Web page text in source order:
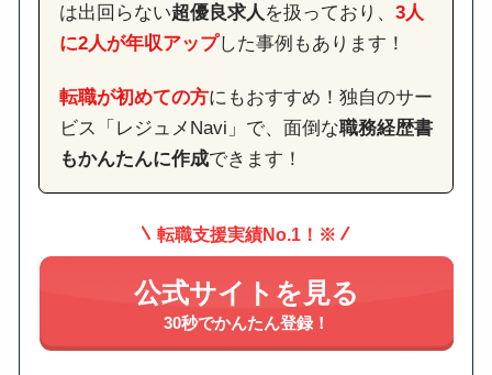
は出回らない超優良求人を扱っており、 3人
に2人が年収アップした事例もあります！
転職が初めての方にもおすすめ！独自のサー
ビス「レジュメNavi」で、面倒な職務経歴書
もかんたんに作成できます！
転職支援実績No.1！※
公式サイトを見る
30秒でかんたん登録！